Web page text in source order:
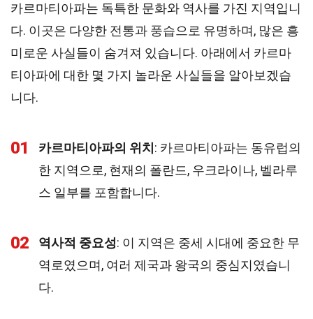
카르마티아파는 독특한 문화와 역사를 가진 지역입니
다. 이곳은 다양한 전통과 풍습으로 유명하며, 많은 흥
미로운 사실들이 숨겨져 있습니다. 아래에서 카르마
티아파에 대한 몇 가지 놀라운 사실들을 알아보겠습
니다.
01 카르마티아파의 위치 : 카르마티아파는 동유럽의
한 지역으로, 현재의 폴란드, 우크라이나, 벨라루
스 일부를 포함합니다.
02 역사적 중요성: 이 지역은 중세 시대에 중요한 무
역로였으며, 여러 제국과 왕국의 중심지였습니
다.